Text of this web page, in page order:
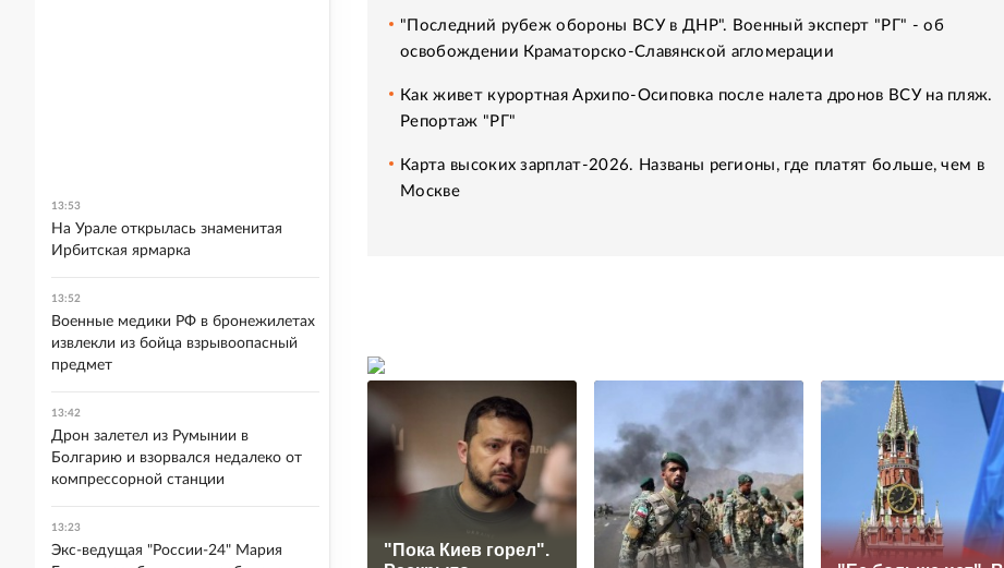
"Последний рубеж обороны ВСУ в ДНР". Военный эксперт "РГ" - об
освобождении Краматорско-Славянской агломерации
Как живет курортная Архипо-Осиповка после налета дронов ВСУ на пляж.
Репортаж "РГ"
Карта высоких зарплат-2026. Названы регионы, где платят больше, чем в
Москве
"Пока Киев горел".
13:53
На Урале открылась знаменитая
Ирбитская ярмарка
13:52
Военные медики РФ в бронежилетах
извлекли из бойца взрывоопасный
предмет
13:42
Дрон залетел из Румынии в
Болгарию и взорвался недалеко от
компрессорной станции
13:23
Экс-ведущая "России-24" Мария